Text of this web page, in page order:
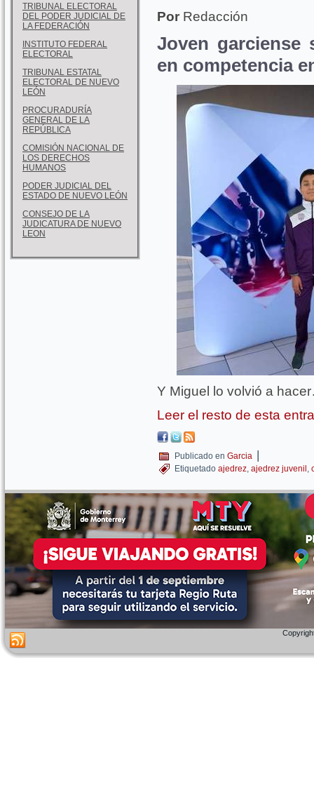
TRIBUNAL ELECTORAL
DEL PODER JUDICIAL DE
LA FEDERACIÓN
INSTITUTO FEDERAL
ELECTORAL
TRIBUNAL ESTATAL
ELECTORAL DE NUEVO
LEÓN
PROCURADURÍA
GENERAL DE LA
REPÚBLICA
COMISIÓN NACIONAL DE
LOS DERECHOS
HUMANOS
PODER JUDICIAL DEL
ESTADO DE NUEVO LEÓN
CONSEJO DE LA
JUDICATURA DE NUEVO
LEON
Por Redacción
Joven garciense
en competencia
Y Miguel lo volvió a
Leer el resto de esta
Publicado en Garcia |
Etiquetado ajedrez, ajedrez juvenil ,